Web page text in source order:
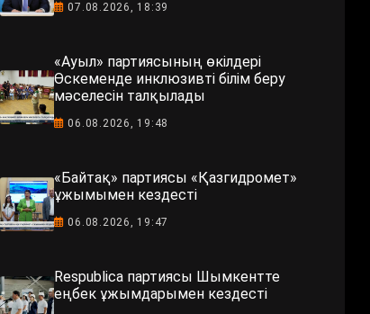
07.08.2026, 18:39
«Ауыл» партиясының өкілдері
Өскеменде инклюзивті білім беру
мәселесін талқылады
06.08.2026, 19:48
«Байтақ» партиясы «Қазгидромет»
ұжымымен кездесті
06.08.2026, 19:47
Respublica партиясы Шымкентте
еңбек ұжымдарымен кездесті